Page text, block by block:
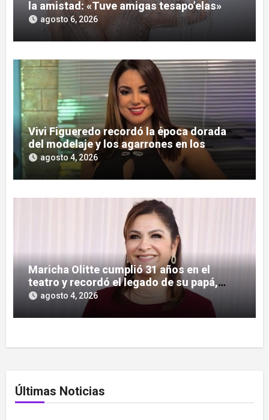
la amistad: «Tuve amigas tesapo’elas»
agosto 6, 2026
Vivi Figueredo recordó la época dorada
del modelaje y los agarrones en los
boliches
agosto 4, 2026
Maricha Olitte cumplió 31 años en el
teatro y recordó el legado de su papá,
José Olitte
agosto 4, 2026
Últimas Noticias